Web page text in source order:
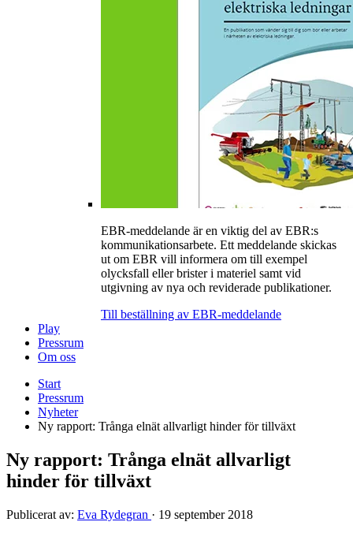
EBR-meddelande är en viktig del av EBR:s
kommunikationsarbete. Ett meddelande skickas
ut om EBR vill informera om till exempel
olycksfall eller brister i materiel samt vid
utgivning av nya och reviderade publikationer.
Till beställning av EBR-meddelande
Play
Pressrum
Om oss
Start
Pressrum
Nyheter
Ny rapport: Trånga elnät allvarligt hinder för tillväxt
Ny rapport: Trånga elnät allvarligt
hinder för tillväxt
Publicerat av: Eva Rydegran · 19 september 2018